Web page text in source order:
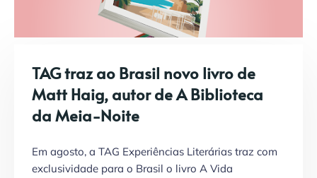
TAG traz ao Brasil novo livro de
Matt Haig, autor de A Biblioteca
da Meia-Noite
Em agosto, a TAG Experiências Literárias traz com
exclusividade para o Brasil o livro A Vida